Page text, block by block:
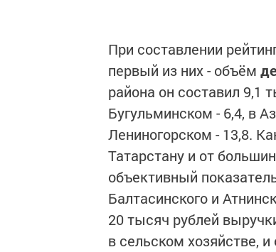
При составлении
первый из них - объём
района он составил 9,1
Бугульминском - 6,4, в
Лениногорском - 13,8.
Татарстану и от
объективный
Балтасинского и
20 тысяч рублей
в сельском хозяйстве,